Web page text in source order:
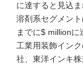
に達すると見込ま
溶剤系セグメン
までに$ millionに
工業用装飾イン
社、東洋インキ